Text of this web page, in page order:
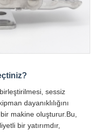
sessiz
dayanıklılığını
makine oluşturur.Bu,
bir yatırımdır,